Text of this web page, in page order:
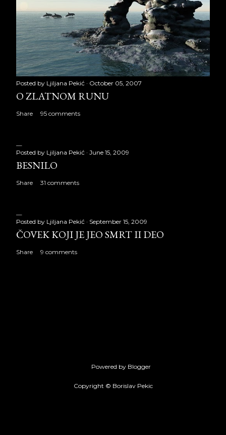
Posted by Ljiljana Pekić October 05, 2007
O ZLATNOM RUNU
Share 95 comments
Posted by Ljiljana Pekić June 15, 2009
BESNILO
Share 31 comments
Posted by Ljiljana Pekić September 15, 2009
ČOVEK KOJI JE JEO SMRT II DEO
Share 9 comments
Powered by Blogger
Copyright © Borislav Pekic